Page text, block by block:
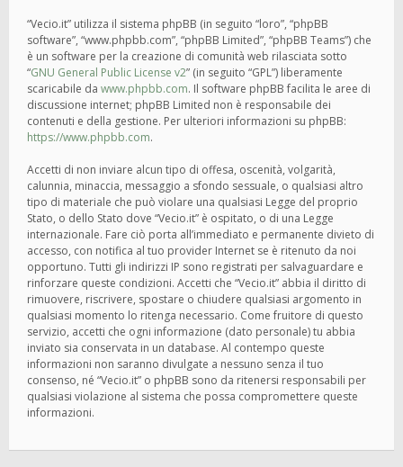
“Vecio.it” utilizza il sistema phpBB (in seguito “loro”, “phpBB
software”, “www.phpbb.com”, “phpBB Limited”, “phpBB Teams”) che
è un software per la creazione di comunità web rilasciata sotto
“GNU General Public License v2” (in seguito “GPL”) liberamente
scaricabile da www.phpbb.com. Il software phpBB facilita le aree di
discussione internet; phpBB Limited non è responsabile dei
contenuti e della gestione. Per ulteriori informazioni su phpBB:
https://www.phpbb.com.
Accetti di non inviare alcun tipo di offesa, oscenità, volgarità,
calunnia, minaccia, messaggio a sfondo sessuale, o qualsiasi altro
tipo di materiale che può violare una qualsiasi Legge del proprio
Stato, o dello Stato dove “Vecio.it” è ospitato, o di una Legge
internazionale. Fare ciò porta all’immediato e permanente divieto di
accesso, con notifica al tuo provider Internet se è ritenuto da noi
opportuno. Tutti gli indirizzi IP sono registrati per salvaguardare e
rinforzare queste condizioni. Accetti che “Vecio.it” abbia il diritto di
rimuovere, riscrivere, spostare o chiudere qualsiasi argomento in
qualsiasi momento lo ritenga necessario. Come fruitore di questo
servizio, accetti che ogni informazione (dato personale) tu abbia
inviato sia conservata in un database. Al contempo queste
informazioni non saranno divulgate a nessuno senza il tuo
consenso, né “Vecio.it” o phpBB sono da ritenersi responsabili per
qualsiasi violazione al sistema che possa compromettere queste
informazioni.